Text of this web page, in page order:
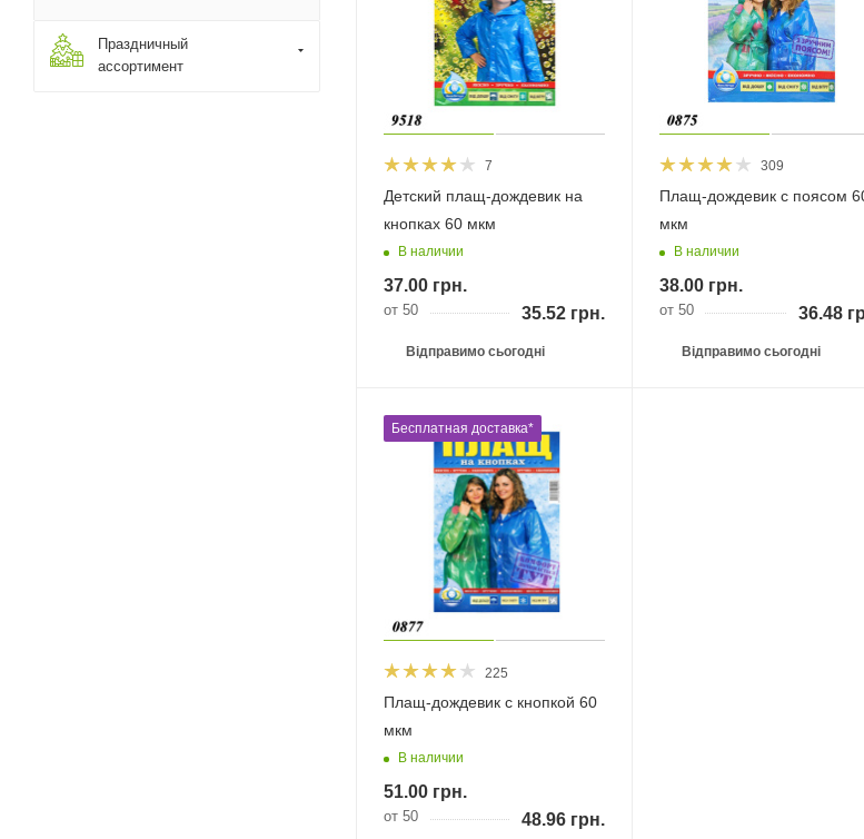
7
Детский плащ-дождевик на
кнопках 60 мкм
В наличии
37.00 грн.
от 50 35.52 грн.
Відправимо сьогодні
309
Плащ-дождевик с поясом
мкм
В наличии
38.00 грн.
от 50 36.48
Відправимо сьогодні
Бесплатная доставка*
225
Плащ-дождевик с кнопкой 60
мкм
В наличии
51.00 грн.
от 50 48.96 грн.
Праздничный
ассортимент